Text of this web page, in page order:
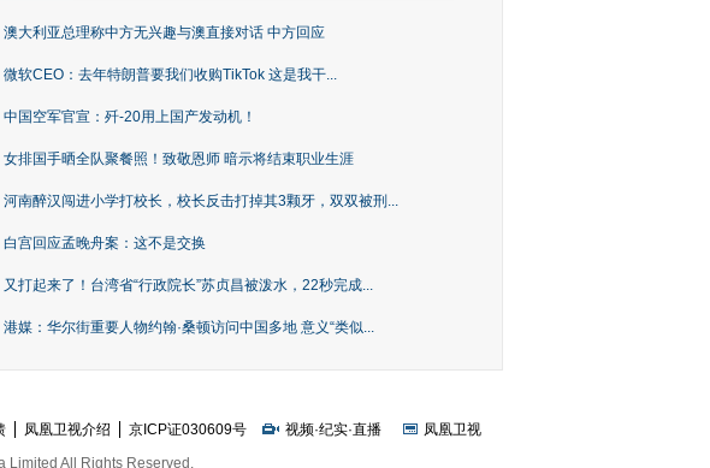
澳大利亚总理称中方无兴趣与澳直接对话 中方回应
微软CEO：去年特朗普要我们收购TikTok 这是我干...
中国空军官宣：歼-20用上国产发动机！
女排国手晒全队聚餐照！致敬恩师 暗示将结束职业生涯
河南醉汉闯进小学打校长，校长反击打掉其3颗牙，双双被刑...
白宫回应孟晚舟案：这不是交换
又打起来了！台湾省“行政院长”苏贞昌被泼水，22秒完成...
港媒：华尔街重要人物约翰·桑顿访问中国多地 意义“类似...
凤凰卫视介绍 京ICP证030609号 视频·纪实·直播
凤凰卫视
Limited All Rights Reserved.